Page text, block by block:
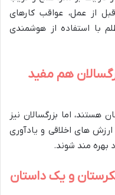
از عمل، عواقب کارهای
با استفاده از هوشمندی
هم مفید
اما بزرگسالان نیز
های اخلاقی و یادآوری
بهره مند شوند.
و یک داستان